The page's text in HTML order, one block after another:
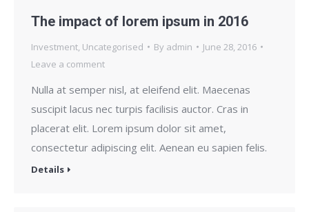
The impact of lorem ipsum in 2016
Investment, Uncategorised By admin
June 28, 2016
Leave a comment
Nulla at semper nisl, at eleifend elit. Maecenas
suscipit lacus nec turpis facilisis auctor. Cras in
placerat elit. Lorem ipsum dolor sit amet,
consectetur adipiscing elit. Aenean eu sapien felis.
Details